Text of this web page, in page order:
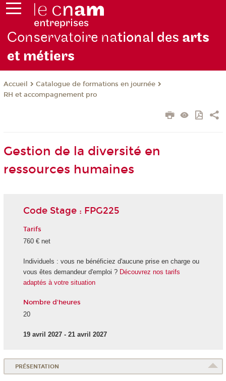
Conservatoire national des arts
et métiers
Accueil
Catalogue de formations en journée
RH et accompagnement pro
Gestion de la diversité en
ressources humaines
Code Stage : FPG225
Tarifs
760 € net
Individuels : vous ne bénéficiez d'aucune prise en charge ou
vous êtes demandeur d'emploi ? Découvrez nos tarifs
adaptés à votre situation
Nombre d'heures
20
19 avril 2027 - 21 avril 2027
PRÉSENTATION